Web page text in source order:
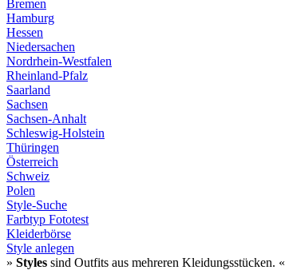
Bremen
Hamburg
Hessen
Niedersachen
Nordrhein-Westfalen
Rheinland-Pfalz
Saarland
Sachsen
Sachsen-Anhalt
Schleswig-Holstein
Thüringen
Österreich
Schweiz
Polen
Style-Suche
Farbtyp Fototest
Kleiderbörse
Style anlegen
» Styles sind Outfits aus mehreren Kleidungsstücken. «